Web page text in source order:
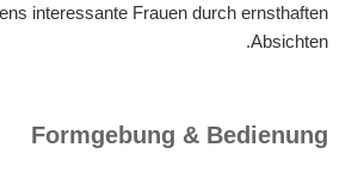
interessante Frauen durch ernsthaften
Absichten.
Formgebung & Bedienung